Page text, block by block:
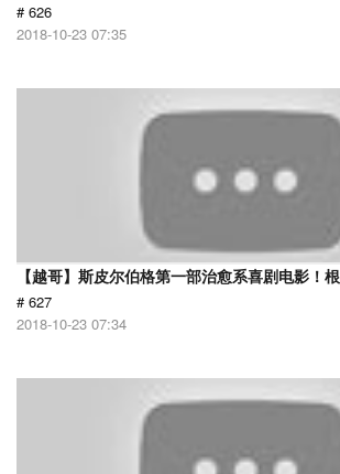
# 626
2018-10-23 07:35
【越哥】斯皮尔伯格第一部治愈系喜剧电影！
# 627
2018-10-23 07:34